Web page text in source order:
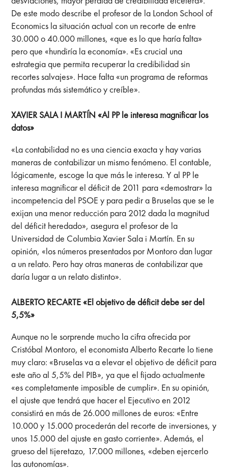
De este modo describe el profesor de la London School of
Economics la situación actual con un recorte de entre
30.000 o 40.000 millones, «que es lo que haría falta»
pero que «hundiría la economía». «Es crucial una
estrategia que permita recuperar la credibilidad sin
recortes salvajes». Hace falta «un programa de reformas
profundas más sistemático y creíble».
XAVIER SALA I MARTÍN «Al PP le interesa magnificar los
datos»
«La contabilidad no es una ciencia exacta y hay varias
maneras de contabilizar un mismo fenómeno. El contable,
lógicamente, escoge la que más le interesa. Y al PP le
interesa magnificar el déficit de 2011 para «demostrar» la
incompetencia del PSOE y para pedir a Bruselas que se le
exijan una menor reducción para 2012 dada la magnitud
del déficit heredado», asegura el profesor de la
Universidad de Columbia Xavier Sala i Martín. En su
opinión, «los números presentados por Montoro dan lugar
a un relato. Pero hay otras maneras de contabilizar que
daría lugar a un relato distinto».
ALBERTO RECARTE «El objetivo de déficit debe ser del
5,5%»
Aunque no le sorprende mucho la cifra ofrecida por
Cristóbal Montoro, el economista Alberto Recarte lo tiene
muy claro: «Bruselas va a elevar el objetivo de déficit para
este año al 5,5% del PIB», ya que el fijado actualmente
«es completamente imposible de cumplir». En su opinión,
el ajuste que tendrá que hacer el Ejecutivo en 2012
consistirá en más de 26.000 millones de euros: «Entre
10.000 y 15.000 procederán del recorte de inversiones, y
unos 15.000 del ajuste en gasto corriente». Además, el
grueso del tijeretazo, 17.000 millones, «deben ejercerlo
las autonomías».